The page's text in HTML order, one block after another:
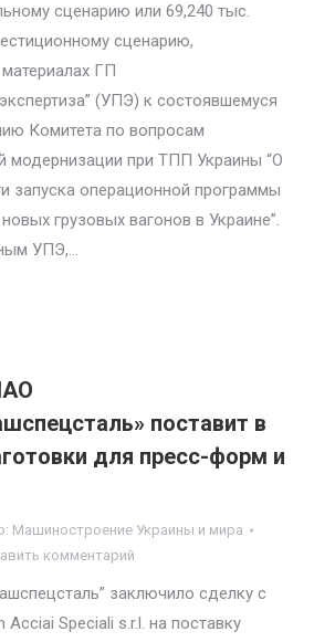
сценарию или 69,240 тыс.
сценарию,
ГП
(УПЭ) к состоявшемуся
Комитета по вопросам
модернизации при ТПП Украины “О
запуска операционной программы
грузовых вагонов в Украине”.
УПЭ,…
поставит в
для пресс-форм и
Машиностроение Украины и мира
комментарий
заключило сделку с
Speciali s.r.l. на поставку